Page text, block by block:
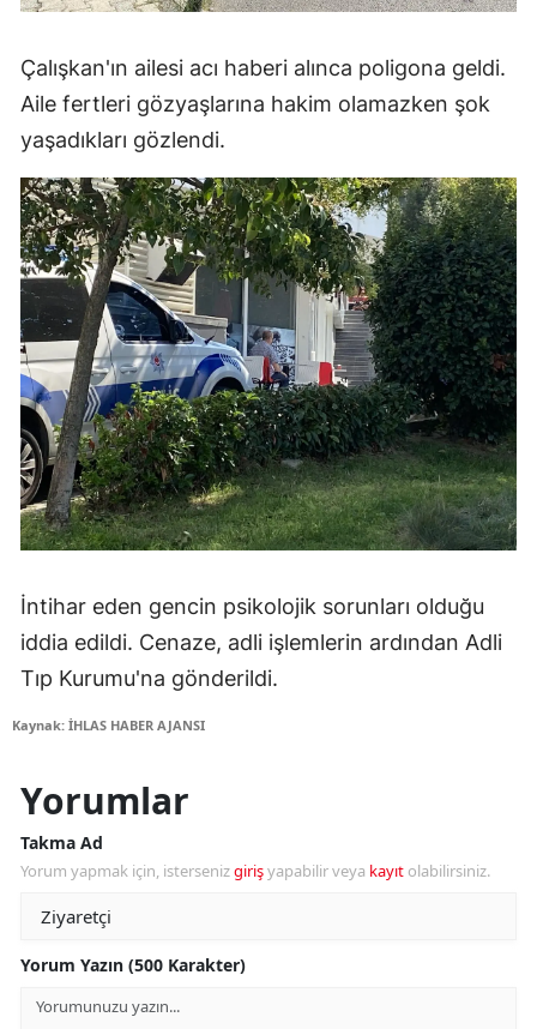
Çalışkan'ın ailesi acı haberi alınca poligona geldi.
Aile fertleri gözyaşlarına hakim olamazken şok
yaşadıkları gözlendi.
İntihar eden gencin psikolojik sorunları olduğu
iddia edildi. Cenaze, adli işlemlerin ardından Adli
Tıp Kurumu'na gönderildi.
Kaynak: İHLAS HABER AJANSI
Yorumlar
Takma Ad
Yorum yapmak için, istersenizgirişyapabilir veya kayıt olabilirsiniz.
Yorum Yazın (500 Karakter)